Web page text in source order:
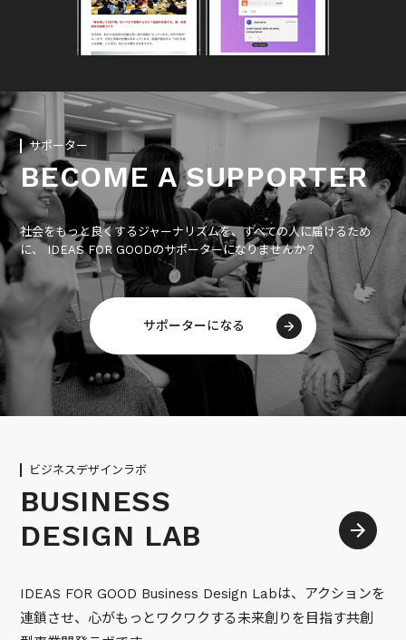
サポーター
BECOME A SUPPORTER
社会をもっと良くするジャーナリズムを、すべての人に届けるため
に、 IDEAS FOR GOODのサポーターになりませんか？
サポーターになる
ビジネスデザインラボ
BUSINESS
DESIGN LAB
IDEAS FOR GOOD Business Design Labは、アクションを
連鎖させ、心がもっとワクワクする未来創りを目指す共創